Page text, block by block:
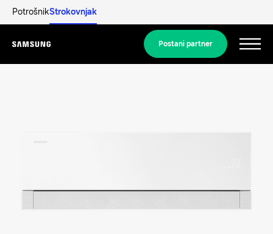
PotrošnikStrokovnjak
Menu
Postani partner